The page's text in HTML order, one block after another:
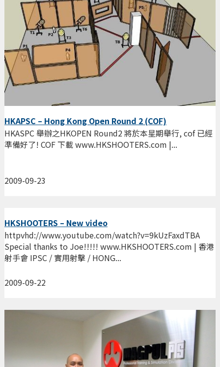
HKAPSC – Hong Kong Open Round 2 (COF)
2009-09-23
HKASPC 舉辦之HKOPEN Round2 將於本星期舉行, cof 已經
準備好了! COF 下載 www.HKSHOOTERS.com |...
HKSHOOTERS – New video
2009-09-22
httpvhd://www.youtube.com/watch?v=9kUzFaxdTBA
Special thanks to Joe!!!!! www.HKSHOOTERS.com | 香港
射手會 IPSC / 實用射擊 / HONG...